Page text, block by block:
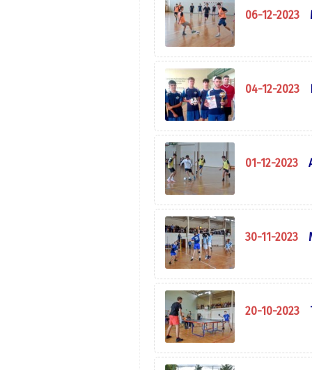
06-12-2023
04-12-2023
01-12-2023
30-11-2023
20-10-2023